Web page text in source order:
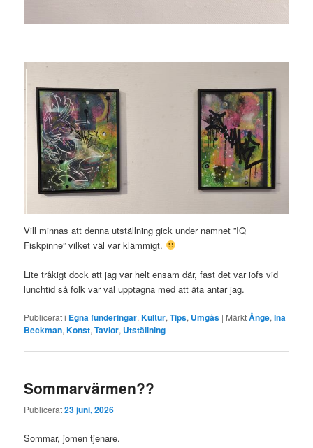
Vill minnas att denna utställning gick under namnet ”IQ
Fiskpinne” vilket väl var klämmigt.
Lite tråkigt dock att jag var helt ensam där, fast det var iofs vid
lunchtid så folk var väl upptagna med att äta antar jag.
Publicerat i Egna funderingar,Kultur,Tips, Umgås | MärktÅnge,Ina
Beckman,Konst,Tavlor, Utställning
Sommarvärmen??
Publicerat23 juni, 2026
Sommar, jomen tjenare.